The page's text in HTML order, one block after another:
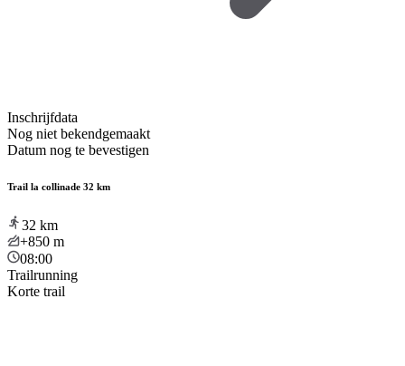
Inschrijfdata
Nog niet bekendgemaakt
Datum nog te bevestigen
Trail la collinade 32 km
32 km
+850 m
08:00
Trailrunning
Korte trail